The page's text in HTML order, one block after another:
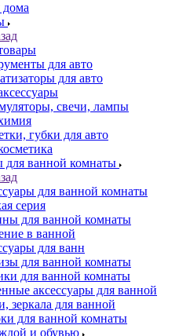
дома
для авто
для авто
свечи, лампы
губки для авто
для ванной комнаты
для ванной комнаты
серия
для ванной комнаты
в ванной
для ванн
для ванной комнаты
для ванной комнаты
аксессуары для ванной
зеркала для ванной
для ванной комнаты
и обувью